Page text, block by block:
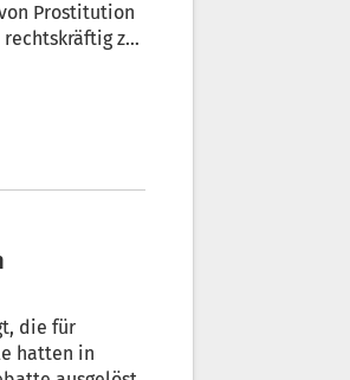
Prostitution
rechtskräftig zu
die für
hatten in